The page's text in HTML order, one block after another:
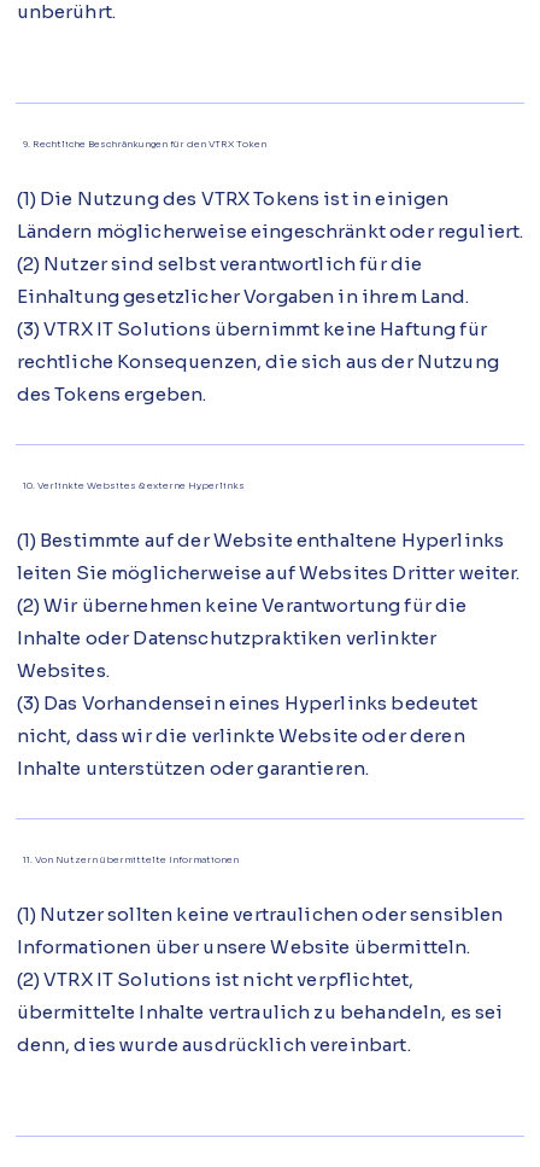
unberührt.
9. Rechtliche Beschränkungen für den VTRX Token
(1) Die Nutzung des VTRX Tokens ist in einigen
Ländern möglicherweise eingeschränkt oder reguliert.
(2) Nutzer sind selbst verantwortlich für die
Einhaltung gesetzlicher Vorgaben in ihrem Land.
(3) VTRX IT Solutions übernimmt keine Haftung für
rechtliche Konsequenzen, die sich aus der Nutzung
des Tokens ergeben.
10. Verlinkte Websites & externe Hyperlinks
(1) Bestimmte auf der Website enthaltene Hyperlinks
leiten Sie möglicherweise auf Websites Dritter weiter.
(2) Wir übernehmen keine Verantwortung für die
Inhalte oder Datenschutzpraktiken verlinkter
Websites.
(3) Das Vorhandensein eines Hyperlinks bedeutet
nicht, dass wir die verlinkte Website oder deren
Inhalte unterstützen oder garantieren.
11. Von Nutzern übermittelte Informationen
(1) Nutzer sollten keine vertraulichen oder sensiblen
Informationen über unsere Website übermitteln.
(2) VTRX IT Solutions ist nicht verpflichtet,
übermittelte Inhalte vertraulich zu behandeln, es sei
denn, dies wurde ausdrücklich vereinbart.